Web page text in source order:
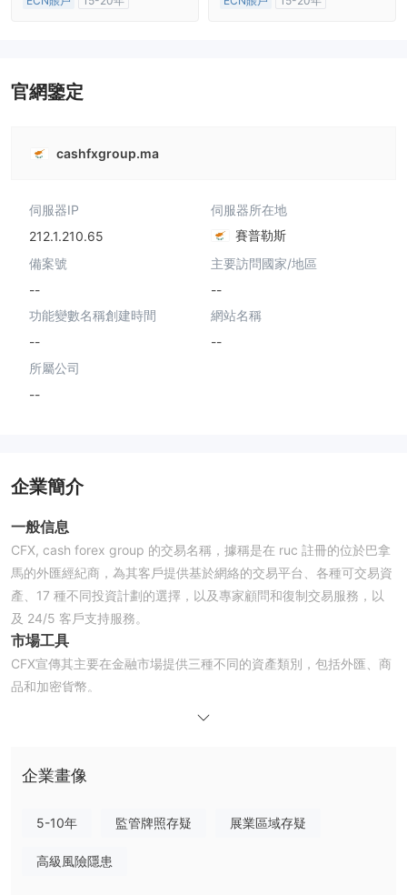
官網鑒定
cashfxgroup.ma
伺服器IP
212.1.210.65
伺服器所在地
賽普勒斯
備案號
--
主要訪問國家/地區
--
功能變數名稱創建時間
--
網站名稱
--
所屬公司
--
企業簡介
一般信息
CFX, cash forex group 的交易名稱，據稱是在 ruc 註冊的位於巴拿
馬的外匯經紀商，為其客戶提供基於網絡的交易平台、各種可交易資
產、17 種不同投資計劃的選擇，以及專家顧問和復制交易服務，以
及 24/5 客戶支持服務。
市場工具
CFX宣傳其主要在金融市場提供三種不同的資產類別，包括外匯、商
品和加密貨幣。
元；高級計劃要求最低投資額為 3,500 美元；最高計劃的最低初始
交易平台可用
平台。我們建議您使用 metatrader4 或 metatrader5 作為交易平
企業畫像
5-10年 監管牌照存疑 展業區域存疑
高級風險隱患